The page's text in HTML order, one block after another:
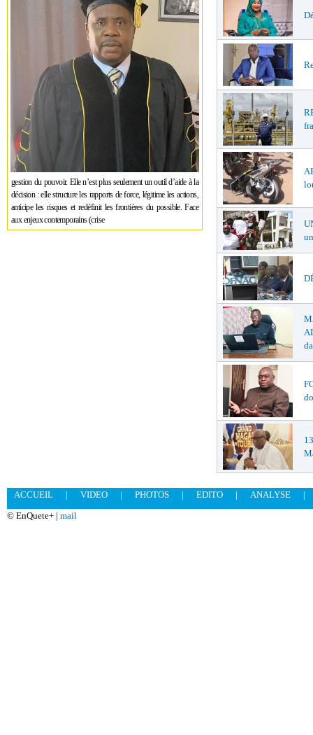
gestion du pouvoir. Elle n’est plus seulement un outil d’aide à la
décision : elle structure les rapports de force, légitime les actions,
anticipe les risques et redéfinit les frontières du possible. Face
aux enjeux contemporains (crise
ACCUEIL | VIDEO | PHOTOS | EDITO | ANALYSE
|
© EnQuete+ | mail